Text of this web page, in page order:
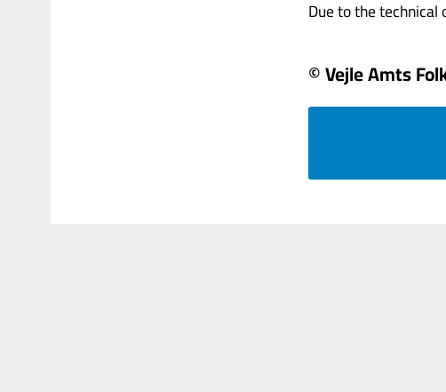
Due to the technical
© Vejle Amts